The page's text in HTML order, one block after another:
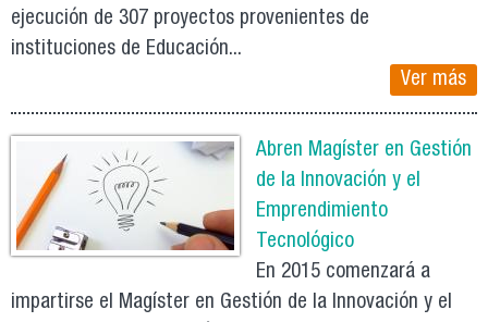
ejecución de 307 proyectos provenientes de
instituciones de Educación...
Ver más
Abren Magíster en Gestión
de la Innovación y el
Emprendimiento
Tecnológico
En 2015 comenzará a
impartirse el Magíster en Gestión de la Innovación y el